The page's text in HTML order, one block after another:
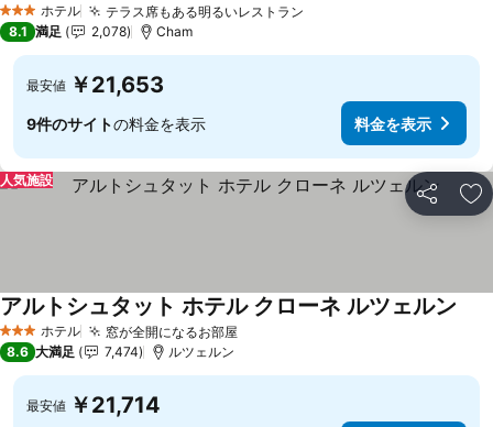
3 ホテルのランク
ホテル テラス席もある明るいレストラン
8.1 満足 2,078 Cham
最安値 ￥21,653
9件のサイトの料金を表示 料金を表示
シェア お
人気施設
3 ホテルのランク
ホテル 窓が全開になるお部屋料金を表示
アルトシュタット ホテル クローネ ルツェルン
8.6 大満足 7,474 ルツェルン
最安値 ￥21,714